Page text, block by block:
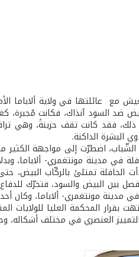
مع عائلتها في ولاية ألاباما
ضد السود آنذاك، فكانت مُجبرة،
فقد كانت تقف حزينةً، وهي
البشرة الداكنة.
اضطرّت إلى مواجهة الكثير
في مدينة مونتغمري- ألاباما،
الحافلة تمتلئ بالركّاب
بين البيض والسود، فتحرّك للدفاع
مدينة مونتغمري- ألاباما، وكان
بقرار المحكمة العليا
التمييز العنصري في مختلف